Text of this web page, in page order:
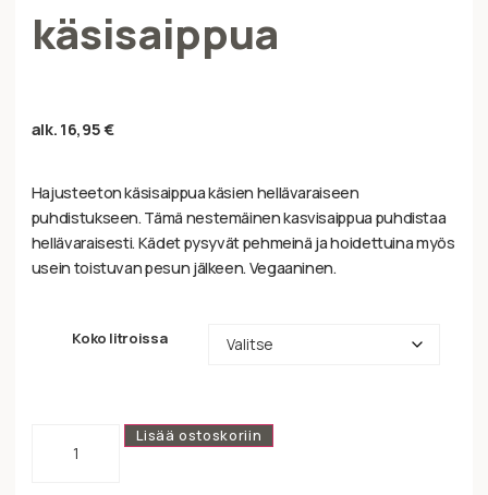
käsisaippua
alk. 16,95€
Hajusteeton käsisaippua käsien hellävaraiseen
puhdistukseen. Tämä nestemäinen kasvisaippua puhdistaa
hellävaraisesti. Kädet pysyvät pehmeinä ja hoidettuina myös
usein toistuvan pesun jälkeen. Vegaaninen.
Koko litroissa
Lisää ostoskoriin